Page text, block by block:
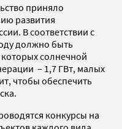
приняло
развития
В соответствии с
должно быть
солнечной
– 1,7 ГВт, малых
чтобы обеспечить
конкурсы на